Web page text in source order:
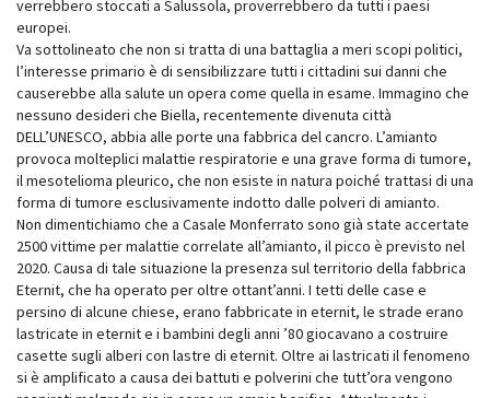
verrebbero stoccati a Salussola, proverrebbero da tutti i paesi
europei.
Va sottolineato che non si tratta di una battaglia a meri scopi politici,
l’interesse primario è di sensibilizzare tutti i cittadini sui danni che
causerebbe alla salute un opera come quella in esame. Immagino che
nessuno desideri che Biella, recentemente divenuta città
DELL’UNESCO, abbia alle porte una fabbrica del cancro. L’amianto
provoca molteplici malattie respiratorie e una grave forma di tumore,
il mesotelioma pleurico, che non esiste in natura poiché trattasi di una
forma di tumore esclusivamente indotto dalle polveri di amianto.
Non dimentichiamo che a Casale Monferrato sono già state accertate
2500 vittime per malattie correlate all’amianto, il picco è previsto nel
2020. Causa di tale situazione la presenza sul territorio della fabbrica
Eternit, che ha operato per oltre ottant’anni. I tetti delle case e
persino di alcune chiese, erano fabbricate in eternit, le strade erano
lastricate in eternit e i bambini degli anni ’80 giocavano a costruire
casette sugli alberi con lastre di eternit. Oltre ai lastricati il fenomeno
si è amplificato a causa dei battuti e polverini che tutt’ora vengono